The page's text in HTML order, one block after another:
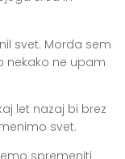
svet. Morda sem
nekako ne upam
let nazaj bi brez
svet.
spremeniti